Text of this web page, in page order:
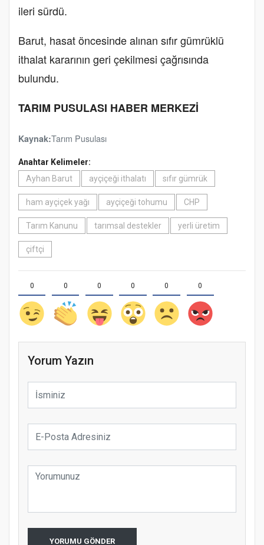
ileri sürdü.
Barut, hasat öncesinde alınan sıfır gümrüklü
ithalat kararının geri çekilmesi çağrısında
bulundu.
TARIM PUSULASI HABER MERKEZİ
Kaynak:Tarım Pusulası
Anahtar Kelimeler:
Ayhan Barut
ayçiçeği ithalatı sıfır gümrük
ham ayçiçek yağı ayçiçeği tohumu CHP
Tarım Kanunu tarımsal destekler yerli üretim
çiftçi
0 0 0 0 0 0
Yorum Yazın
YORUMU GÖNDER